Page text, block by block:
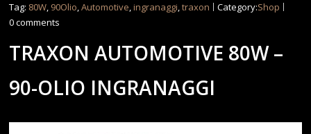
Tag: 80W, 90Olio,Automotive,ingranaggi,traxon Category:Shop
0 comments
TRAXON AUTOMOTIVE 80W –
90-OLIO INGRANAGGI